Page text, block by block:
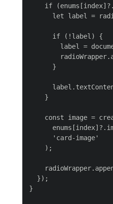
if
let label =
      if (!label) {
label =
      }
    }
const image =
      'card-image'
    );
  });
}